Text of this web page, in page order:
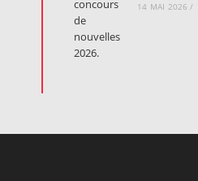
14 MAI 2026 /